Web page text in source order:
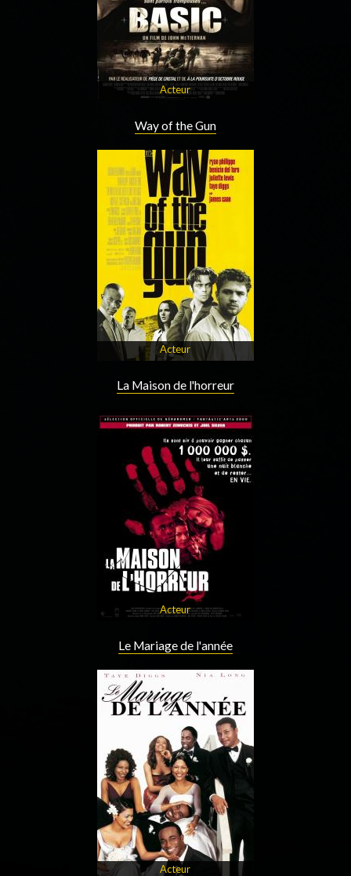
Acteur
Way of the Gun
Acteur
La Maison de l'horreur
Acteur
Le Mariage de l'année
Acteur